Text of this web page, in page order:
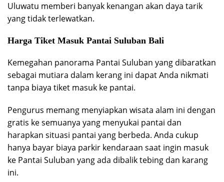
Uluwatu memberi banyak kenangan akan daya tarik
yang tidak terlewatkan.
Harga Tiket Masuk Pantai Suluban Bali
Kemegahan panorama Pantai Suluban yang dibaratkan
sebagai mutiara dalam kerang ini dapat Anda nikmati
tanpa biaya tiket masuk ke pantai.
Pengurus memang menyiapkan wisata alam ini dengan
gratis ke semuanya yang menyukai pantai dan
harapkan situasi pantai yang berbeda. Anda cukup
hanya bayar biaya parkir kendaraan saat ingin masuk
ke Pantai Suluban yang ada dibalik tebing dan karang
ini.